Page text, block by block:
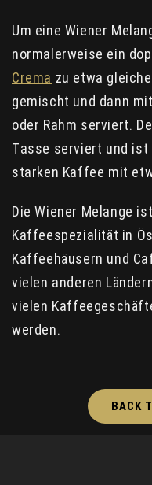
Um eine Wiener
normalerweise ein
Crema zu etwa
gemischt und dann
oder Rahm serviert.
Tasse serviert und ist
starken Kaffee mit
Die Wiener Melange
Kaffeespezialität in
Kaffeehäusern und
vielen anderen
vielen
werden.
BACK